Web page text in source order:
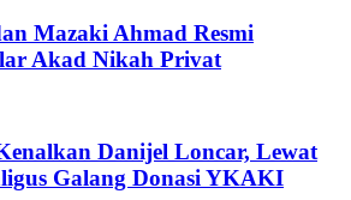
Mazaki Ahmad Resmi
Akad Nikah Privat
Danijel Loncar, Lewat
Galang Donasi YKAKI